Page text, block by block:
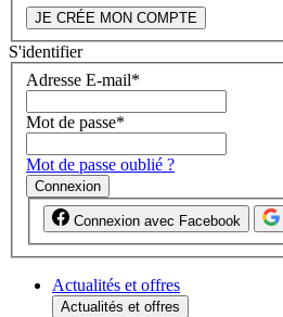
JE CRÉE MON COMPTE
S'identifier
Adresse E-mail*
Mot de passe*
Mot de passe oublié ?
Connexion
Connexion avec Facebook
Actualités et offres
Actualités et offres